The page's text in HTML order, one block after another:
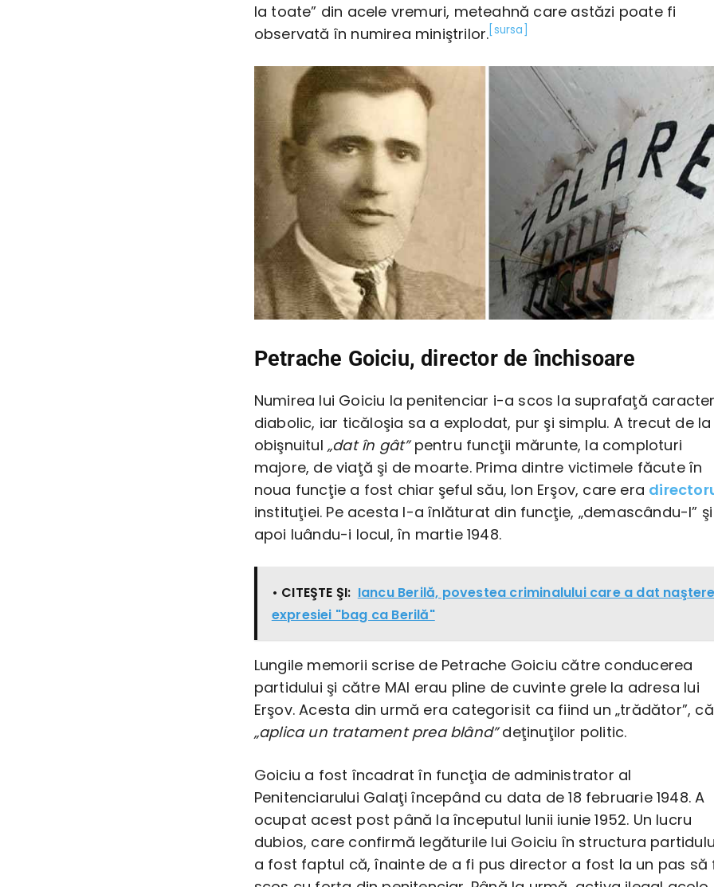
la toate” din acele vremuri, meteahnă care astăzi poate fi
observată în numirea miniştrilor. [sursa]
Petrache Goiciu, director de închisoare
Numirea lui Goiciu la penitenciar i-a scos la suprafaţă
diabolic, iar ticăloşia sa a explodat, pur şi simplu. A trecut de la
obişnuitul „dat în gât”pentru funcţii mărunte, la comploturi
majore, de viaţă şi de moarte. Prima dintre victimele făcute în
noua funcţie a fost chiar şeful său, Ion Erşov, care era
instituţiei. Pe acesta l-a înlăturat din funcţie, „demascându-l” şi
apoi luându-i locul, în martie 1948.
• CITEŞTE ŞI: Iancu Berilă, povestea criminalului care a dat
expresiei "bag ca Berilă"
Lungile memorii scrise de Petrache Goiciu către conducerea
partidului şi către MAI erau pline de cuvinte grele la adresa lui
Erşov. Acesta din urmă era categorisit ca fiind un „trădător”,
„aplica un tratament prea blând”deţinuţilor politic.
Goiciu a fost încadrat în funcţia de administrator al
Penitenciarului Galaţi începând cu data de 18 februarie 1948. A
ocupat acest post până la începutul lunii iunie 1952. Un lucru
dubios, care confirmă legăturile lui Goiciu în structura
a fost faptul că, înainte de a fi pus director a fost la un pas să